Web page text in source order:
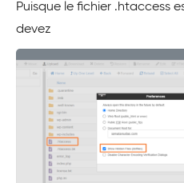
Puisque le fichier .htaccess
devez